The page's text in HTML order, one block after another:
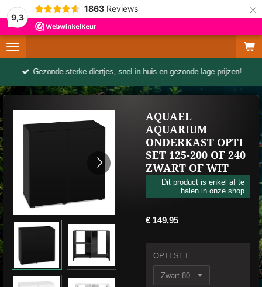
9,3
1863 Reviews ×
Gezonde sterke diertjes, snel in huis en gezonde lage prijzen!
AQUAEL
AQUARIUM
ONDERKAST OPTI
SET 125-200 OF 240
ZWART OF WIT
Dit product is enkel af te
halen in onze shop
€ 149,95
OPTI SET